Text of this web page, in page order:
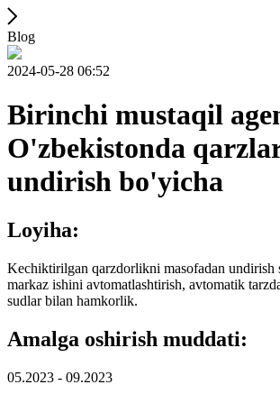
Blog
2024-05-28 06:52
Birinchi mustaqil
O'zbekistonda
undirish bo'yicha
Loyiha:
Kechiktirilgan qarzdorlikni masofadan undirish
markaz ishini avtomatlashtirish, avtomatik
sudlar bilan hamkorlik.
Amalga oshirish muddati:
05.2023 - 09.2023